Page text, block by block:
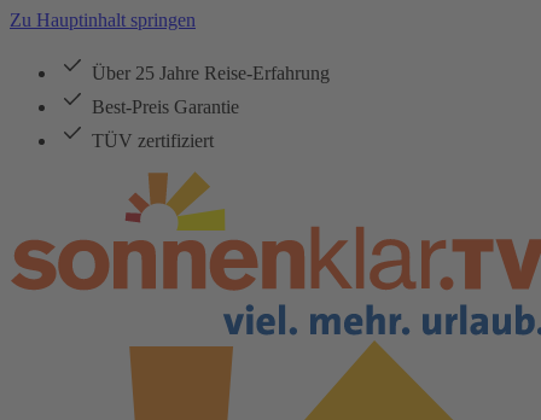
Zu Hauptinhalt springen
Über 25 Jahre Reise-Erfahrung
Best-Preis Garantie
TÜV zertifiziert